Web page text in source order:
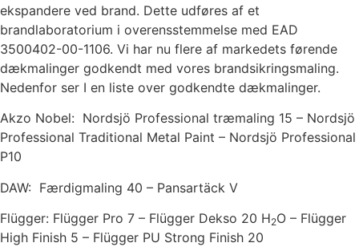
ekspandere ved brand. Dette udføres af et
brandlaboratorium i overensstemmelse med EAD
3500402-00-1106. Vi har nu flere af markedets førende
dækmalinger godkendt med vores brandsikringsmaling.
Nedenfor ser I en liste over godkendte dækmalinger.
Akzo Nobel: Nordsjö Professional træmaling 15 – Nordsjö
Professional Traditional Metal Paint – Nordsjö Professional
P10
DAW: Færdigmaling 40 – Pansartäck V
Flügger: Flügger Pro 7 – Flügger Dekso 20 H2O – Flügger
High Finish 5 – Flügger PU Strong Finish 20